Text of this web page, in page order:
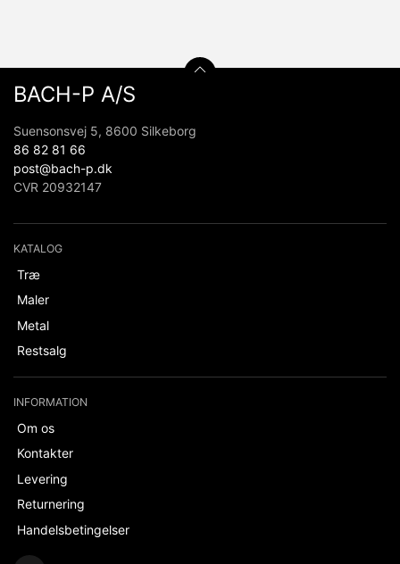
BACH-P A/S
Suensonsvej 5, 8600 Silkeborg
86 82 81 66
post@bach-p.dk
CVR 20932147
KATALOG
Træ
Maler
Metal
Restsalg
INFORMATION
Om os
Kontakter
Levering
Returnering
Handelsbetingelser